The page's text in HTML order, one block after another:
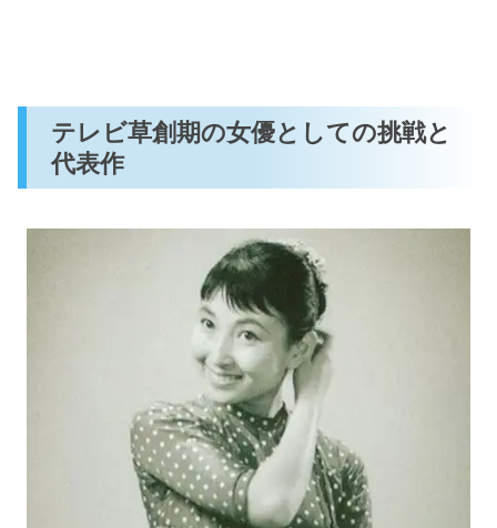
テレビ草創期の女優としての挑戦と
代表作